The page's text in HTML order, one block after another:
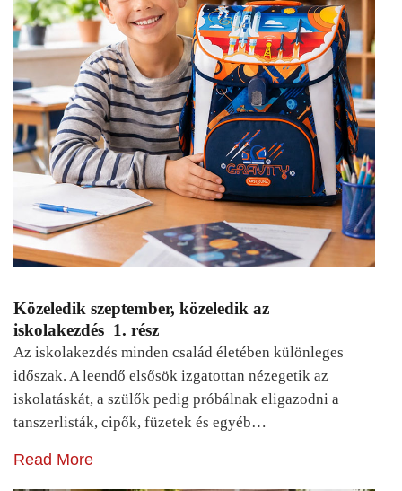
Közeledik szeptember, közeledik az
iskolakezdés 1. rész
Az iskolakezdés minden család életében különleges
időszak. A leendő elsősök izgatottan nézegetik az
iskolatáskát, a szülők pedig próbálnak eligazodni a
tanszerlisták, cipők, füzetek és egyéb…
Read More